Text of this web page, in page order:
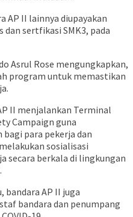
AP II lainnya diupayakan
sertfikasi SMK3, pada
Asrul Rose mengungkapkan,
program untuk memastikan
II menjalankan Terminal
Campaign guna
para pekerja dan
sosialisasi
secara berkala di lingkungan
bandara AP II juga
bandara dan penumpang